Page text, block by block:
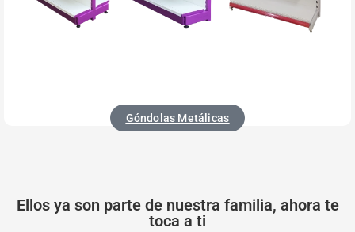
Góndolas Metálicas
Ellos ya son parte de nuestra familia, ahora te
toca a ti